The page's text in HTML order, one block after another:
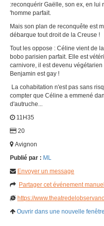
:reconquérir Gaëlle, son ex, en lui
'homme parfait.
Mais son plan de reconquête est
débarque tout droit de la Creuse !
Tout les oppose : Céline vient de
bobo parisien parfait. Elle est
carnivore, il est devenu
Benjamin est gay !
La cohabitation n'est pas sans
compter que Céline a emmené
d'autruche...
11H35
20
Avignon
Publié par : ML
Envoyer un message
Partager cet événement
https://
Ouvrir dans une nouvelle fenêtre